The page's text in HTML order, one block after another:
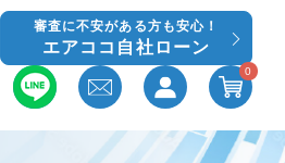
審査に不安がある方も安心！
エアココ自社ローン
0